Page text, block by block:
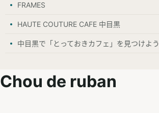
FRAMES
HAUTE COUTURE CAFE 中目黒
中目黒で「とっておきカフェ」を見つけよう
Chou de ruban